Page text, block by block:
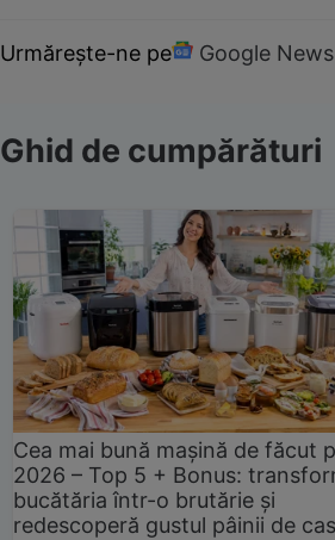
Urmărește-ne pe Google News
Ghid de cumpărături
Cea mai bună mașină de făcut
2026 – Top 5 + Bonus:
bucătăria într-o brutărie și
redescoperă gustul pâinii de